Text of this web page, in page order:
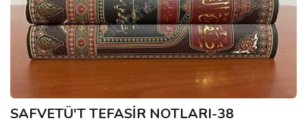
SAFVETÜ'T TEFASİR NOTLARI-38